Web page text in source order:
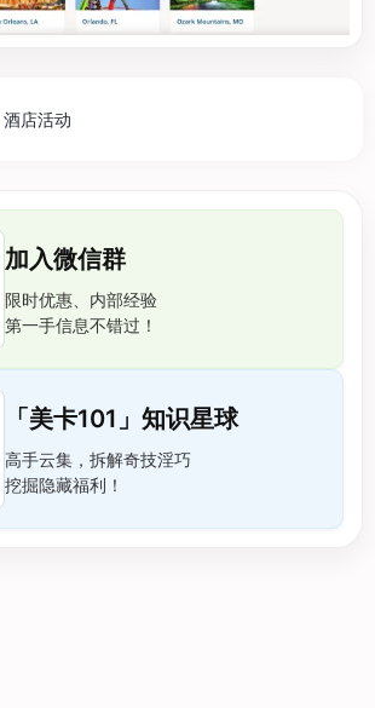
酒店活动
加入微信群
限时优惠、内部经验
第一手信息不错过！
「美卡101」知识星球
高手云集，拆解奇技淫巧
挖掘隐藏福利！